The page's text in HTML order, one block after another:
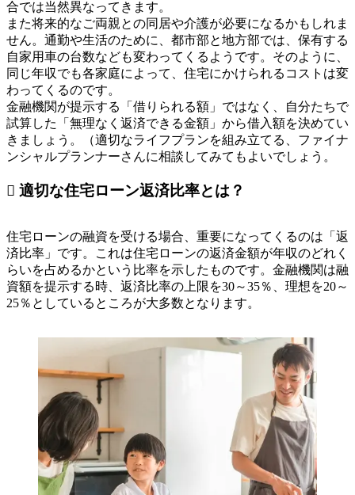
合では当然異なってきます。
また将来的なご両親との同居や介護が必要になるかもしれま
せん。通勤や生活のために、都市部と地方部では、保有する
自家用車の台数なども変わってくるようです。そのように、
同じ年収でも各家庭によって、住宅にかけられるコストは変
わってくるのです。
金融機関が提示する「借りられる額」ではなく、自分たちで
試算した「無理なく返済できる金額」から借入額を決めてい
きましょう。（適切なライフプランを組み立てる、ファイナ
ンシャルプランナーさんに相談してみてもよいでしょう。
 適切な住宅ローン返済比率とは？
住宅ローンの融資を受ける場合、重要になってくるのは「返
済比率」です。これは住宅ローンの返済金額が年収のどれく
らいを占めるかという比率を示したものです。金融機関は融
資額を提示する時、返済比率の上限を30～35％、理想を20～
25％としているところが大多数となります。